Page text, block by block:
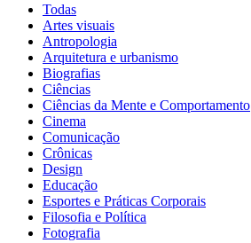
Todas
Artes visuais
Antropologia
Arquitetura e urbanismo
Biografias
Ciências
Ciências da Mente e Comportamento
Cinema
Comunicação
Crônicas
Design
Educação
Esportes e Práticas Corporais
Filosofia e Política
Fotografia